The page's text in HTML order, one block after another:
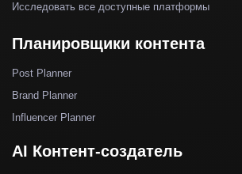
Исследовать все доступные платформы
Планировщики контента
Post Planner
Brand Planner
Influencer Planner
AI Контент-создатель